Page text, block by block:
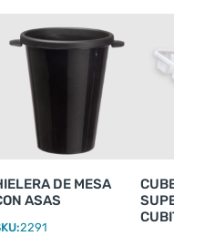
DE MESA
ASAS
2291
CUBITOS